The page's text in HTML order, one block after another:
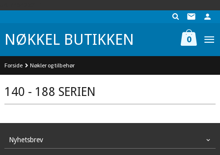
NØKKEL BUTIKKEN 0
Forside Nøkler og tilbehør
140 - 188 SERIEN
Nyhetsbrev